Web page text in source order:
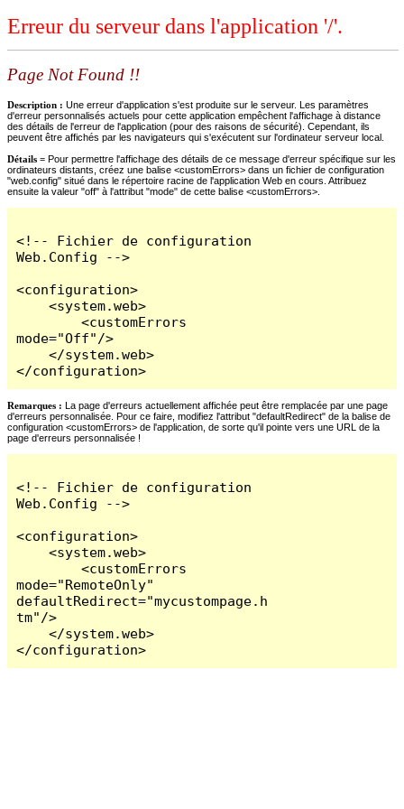
Erreur du serveur dans l'application '/'.
Page Not Found !!
Description : Une erreur d'application s'est produite sur le serveur. Les paramètres
d'erreur personnalisés actuels pour cette application empêchent l'affichage à distance
des détails de l'erreur de l'application (pour des raisons de sécurité). Cependant, ils
peuvent être affichés par les navigateurs qui s'exécutent sur l'ordinateur serveur local.
Détails = Pour permettre l'affichage des détails de ce message d'erreur spécifique sur les
ordinateurs distants, créez une balise <customErrors> dans un fichier de configuration
"web.config" situé dans le répertoire racine de l'application Web en cours. Attribuez
ensuite la valeur "off" à l'attribut "mode" de cette balise <customErrors>.
<!-- Fichier de configuration
Web.Config -->
<configuration>
    <system.web>
        <customErrors
mode="Off"/>
    </system.web>
</configuration>
Remarques : La page d'erreurs actuellement affichée peut être remplacée par une page
d'erreurs personnalisée. Pour ce faire, modifiez l'attribut "defaultRedirect" de la balise de
configuration <customErrors> de l'application, de sorte qu'il pointe vers une URL de la
page d'erreurs personnalisée !
<!-- Fichier de configuration
Web.Config -->
<configuration>
    <system.web>
        <customErrors
mode="RemoteOnly"
defaultRedirect="mycustompage.h
tm"/>
    </system.web>
</configuration>